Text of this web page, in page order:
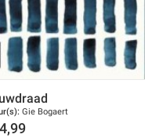
Gie Bogaert